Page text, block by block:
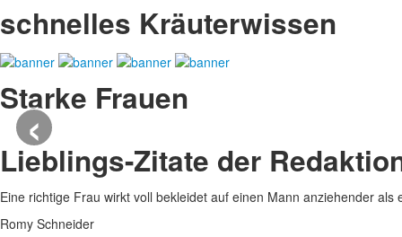
schnelles Kräuterwissen
Starke Frauen
‹
Lieblings-Zitate der
Eine richtige Frau wirkt voll bekleidet auf einen Mann anziehender als
Romy Schneider